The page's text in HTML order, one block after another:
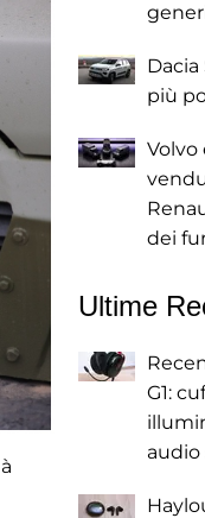
più
Volvo
dei
Ultime
G1:
audio